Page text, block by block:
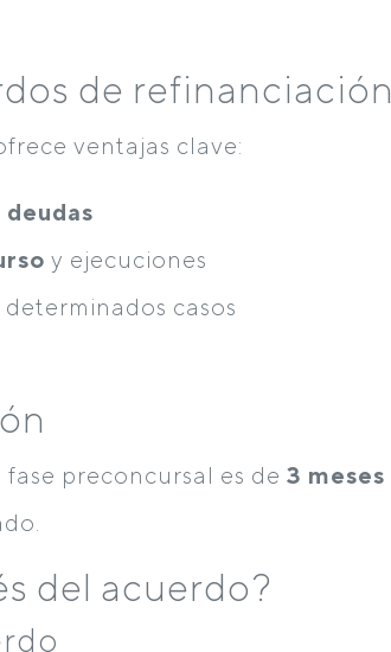
de refinanciación
ventajas clave:
y ejecuciones
determinados casos
preconcursal es de 3 meses
del acuerdo?